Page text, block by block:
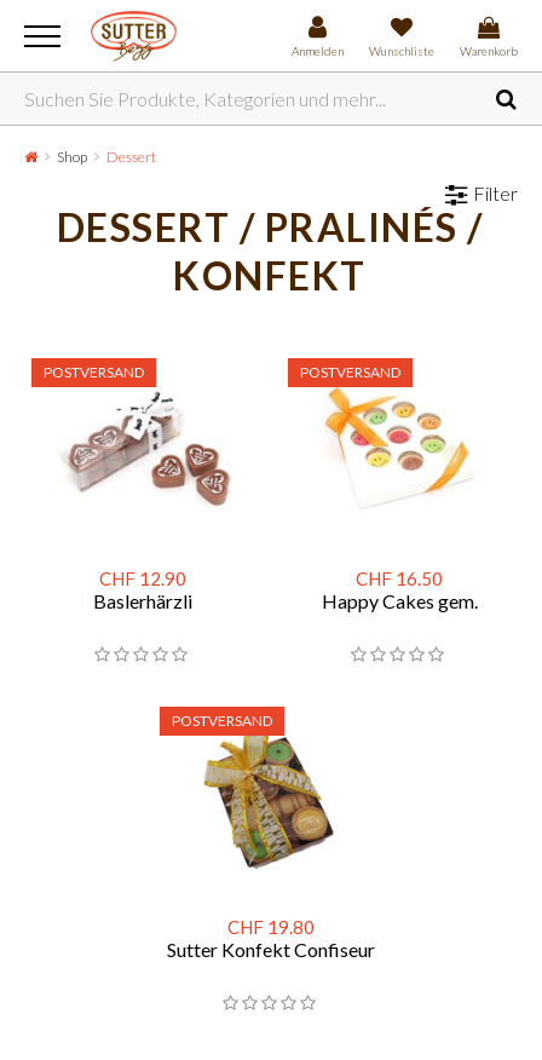
Anmelden Wunschliste Warenkorb
Shop Dessert
Filter
DESSERT / PRALINÉS /
KONFEKT
CHF 12.90
Baslerhärzli
POSTVERSAND
CHF 16.50
Happy Cakes gem.
POSTVERSAND
CHF 19.80
Sutter Konfekt Confiseur
POSTVERSAND